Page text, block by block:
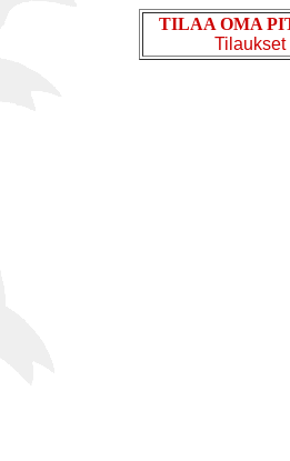
TILAA OMA
Tilaukset